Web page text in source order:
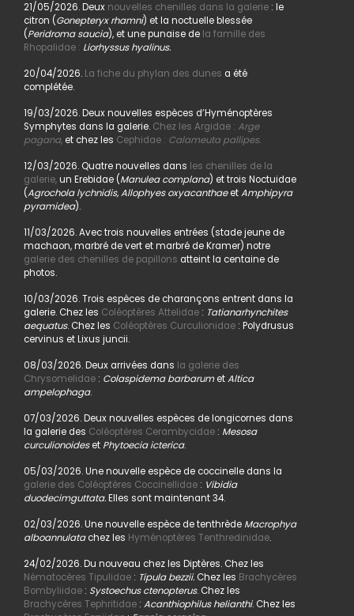
21/05/2026. Deux nouvelles chenilles dans la galerie : le
citron (Gonepteryx rhamni) et la noctuelle blessée
(Peridroma saucia), et une punaise dela famille des
Rhopalidae : Liorhyssus hyalinus.
20/04/2026. La fiche du phylan des dunes a été
complétée.
19/03/2026. Deux nouvelles espèces d’Hyménoptères
Symphytes dans la galerie. Chez les Argidae : Arge
pagana,et chez les Cephidae : Calameuta pallipes.
12/03/2026. Quatre nouvelles dans les chenilles de la
galerie,un Erebidae (Manulea complana) et trois Noctuidae
(Agrochola lychnidis, Allophyes oxyacanthaeetAmphipyra
pyramidea).
11/03/2026. Avec trois nouvelles entrées (stade jeune de
machaon, marbré de vert et marbré de Kramer) notre
galerie des chenilles de papillons atteint la centaine de
photos.
10/03/2026. Trois espèces de charançons entrent dans la
galerie. Chez les Coléoptères Attelidae: Tatianarhynchites
aequatus. Chez les Coléoptères Curculionidae: Polydrusus
cervinus et Lixus juncii.
08/03/2026. Deux arrivées dans la galerie des
Chrysomelidae: Colaspidema barbarumetAltica
ampelophaga.
07/03/2026. Deux nouvelles espèces de longicornes dans
la galerie des Coléoptères Cerambycidae: Mesosa
curculionoideset Phytoecia icterica.
05/03/2026. Une nouvelle espèce de coccinelle dans la
galerie des Coléoptères Coccinellidae: Vibidia
duodecimguttata.Elles sont maintenant 34.
02/03/2026. Une nouvelle espèce de tenthrède Macrophya
alboannulatachez les Hyménoptères Tenthredinidae.
24/02/2026. Du nouveau chez les Diptères. Chez les
Nématocères Tipulidae: Tipula bezzii. Chez les Brachycères
Bombyliidae: Systoechus ctenopterus. Chez les
Brachycères Tephritidae: Acanthiophilus helianthi. Chez les